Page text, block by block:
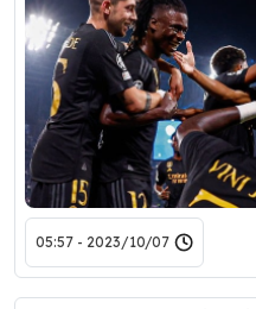
2023/10/07 - 05:57